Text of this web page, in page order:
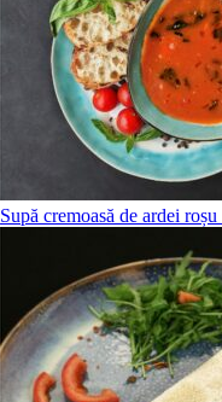
Supă cremoasă de ardei roșu